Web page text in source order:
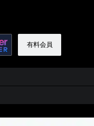
有料会員